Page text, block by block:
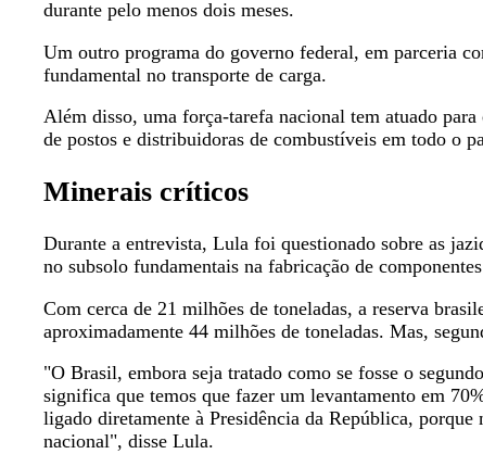
durante pelo menos dois meses.
Um outro programa do governo federal, em parceria
fundamental no transporte de carga.
Além disso, uma força-tarefa nacional tem atuado
de postos e distribuidoras de combustíveis em todo o
Minerais críticos
Durante a entrevista, Lula foi questionado sobre as
no subsolo fundamentais na fabricação de
Com cerca de 21 milhões de toneladas, a reserva
aproximadamente 44 milhões de toneladas. Mas,
"O Brasil, embora seja tratado como se fosse o
significa que temos que fazer um levantamento em
ligado diretamente à Presidência da República,
nacional", disse Lula.